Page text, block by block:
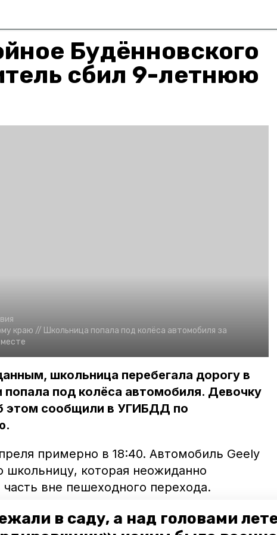
в саду, а над головами
Будённовского
сбил 9-летнюю
краю // Школьница попала под колёса автомобиля за
школьница перебегала дорогу в
под колёса автомобиля. Девочку
этом сообщили в УГИБДД по
примерно в 18:40. Автомобиль Geely
школьницу, которая неожиданно
вне пешеходного перехода.
головы.